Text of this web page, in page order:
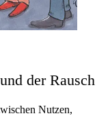
der Rausch
Nutzen,